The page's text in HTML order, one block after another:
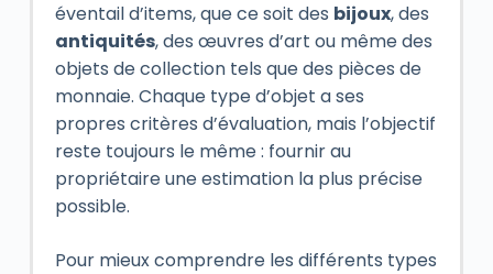
éventail d’items, que ce soit des bijoux, des
antiquités, des œuvres d’art ou même des
objets de collection tels que des pièces de
monnaie. Chaque type d’objet a ses
propres critères d’évaluation, mais l’objectif
reste toujours le même : fournir au
propriétaire une estimation la plus précise
possible.
Pour mieux comprendre les différents types